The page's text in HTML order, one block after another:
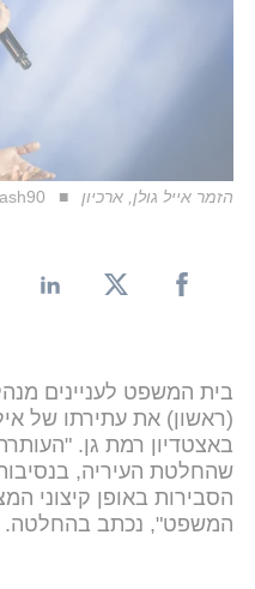
הזמר אייל גולן, ארכיון
בית המשפט לעניינים
(ראשון) את עתירתו של
באצטדיון רמת גן.
שהחלטת העיריה,
הסבירות באופן קיצוני
המשפט", נכתב בהחלטה.